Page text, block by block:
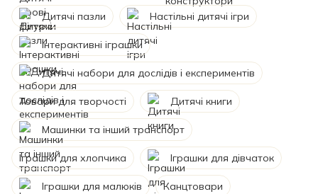
Дитячі пазли Настільні дитячі ігри
Інтерактивні іграшки
Дитячі набори для дослідів і експериментів
Товари для творчості Дитячі книги
Машинки та інший транспорт
Іграшки для хлопчика Іграшки для дівчаток
Іграшки для малюків Канцтовари